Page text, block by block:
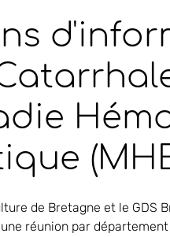
de Bretagne et le
réunion par